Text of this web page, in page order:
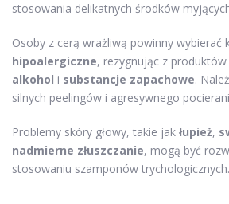
stosowania delikatnych środków
Osoby z cerą wrażliwą powinny wybierać
hipoalergiczne, rezygnując z
alkohol i substancje zapachowe.
silnych peelingów i agresywnego
Problemy skóry głowy, takie jak łupież,
nadmierne złuszczanie, mogą być
stosowaniu szamponów trychologicznych.